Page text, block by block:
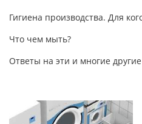
Гигиена производства. Для
Что чем мыть?
Ответы на эти и многие